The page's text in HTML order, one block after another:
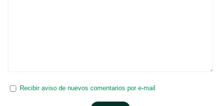
Recibir aviso de nuevos comentarios por e-mail